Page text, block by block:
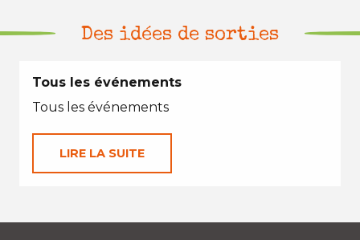
Des idées de sorties
Tous les événements
Tous les événements
LIRE LA SUITE